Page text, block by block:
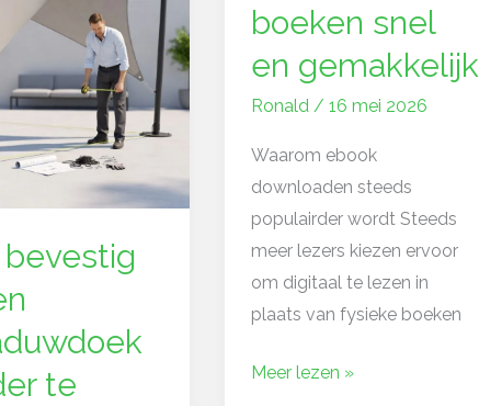
te
boeken snel
en gemakkelijk
Ronald/16 mei 2026
Waarom ebook
downloaden steeds
populairder wordt Steeds
meer lezers kiezen ervoor
om digitaal te lezen in
plaats van fysieke boeken
boeken
snel
en
Meer lezen »